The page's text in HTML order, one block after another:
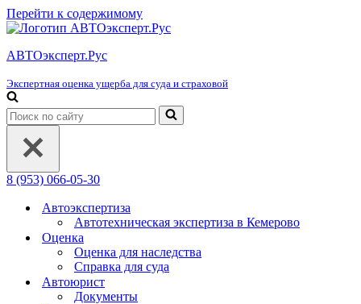
Перейти к содержимому
АВТОэксперт.Рус
Экспертная оценка ущерба для суда и страховой
Искать...
8 (953) 066-05-30
Автоэкспертиза
Автотехническая экспертиза в Кемерово
Оценка
Оценка для наследства
Справка для суда
Автоюрист
Документы